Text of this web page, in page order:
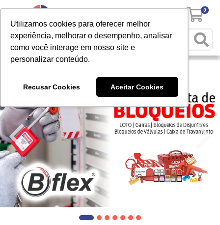
Utilizamos cookies para oferecer melhor
experiência, melhorar o desempenho, analisar
como você interage em nosso site e
personalizar conteúdo.
Recusar Cookies Aceitar Cookies
0